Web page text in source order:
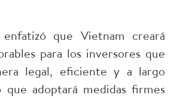
que Vietnam creará
para los inversores que
legal, eficiente y a largo
que adoptará medidas firmes